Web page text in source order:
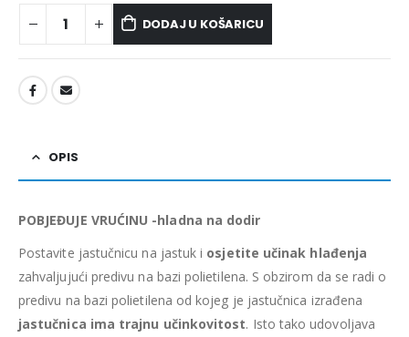
DODAJ U KOŠARICU
OPIS
POBJEĐUJE VRUĆINU -hladna na dodir
Postavite jastučnicu na jastuk i osjetite učinak hlađenja
zahvaljujući predivu na bazi polietilena. S obzirom da se radi o
predivu na bazi polietilena od kojeg je jastučnica izrađena
jastučnica ima trajnu učinkovitost. Isto tako udovoljava